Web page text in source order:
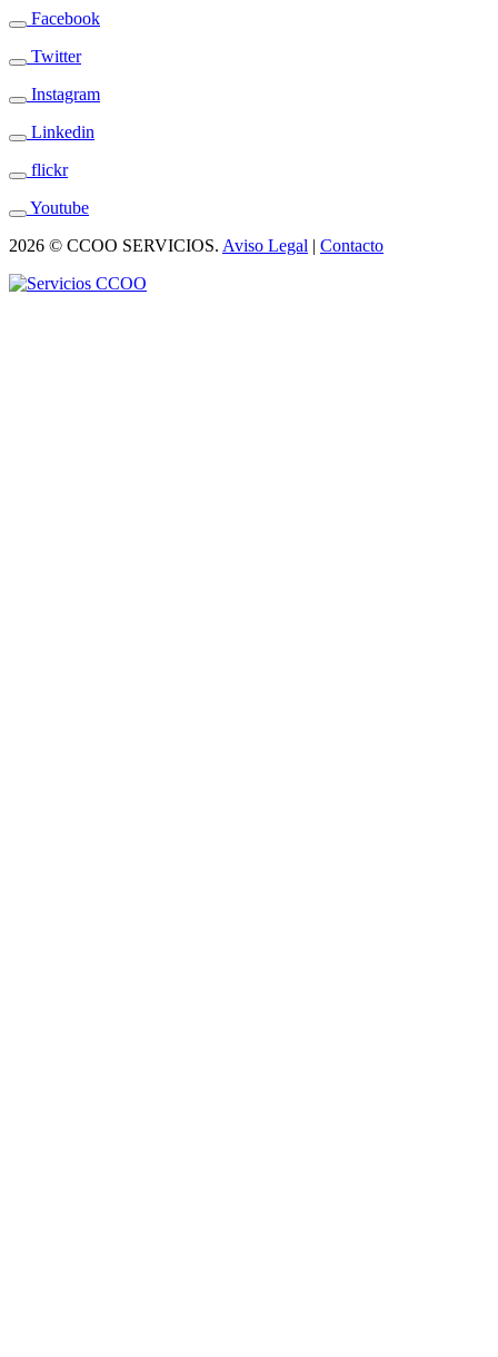
Facebook
Twitter
Instagram
Linkedin
flickr
Youtube
2026 © CCOO SERVICIOS. Aviso Legal | Contacto